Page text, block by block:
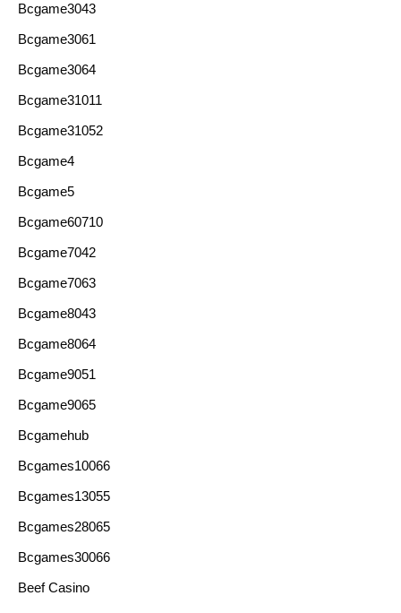
Bcgame3043
Bcgame3061
Bcgame3064
Bcgame31011
Bcgame31052
Bcgame4
Bcgame5
Bcgame60710
Bcgame7042
Bcgame7063
Bcgame8043
Bcgame8064
Bcgame9051
Bcgame9065
Bcgamehub
Bcgames10066
Bcgames13055
Bcgames28065
Bcgames30066
Beef Casino